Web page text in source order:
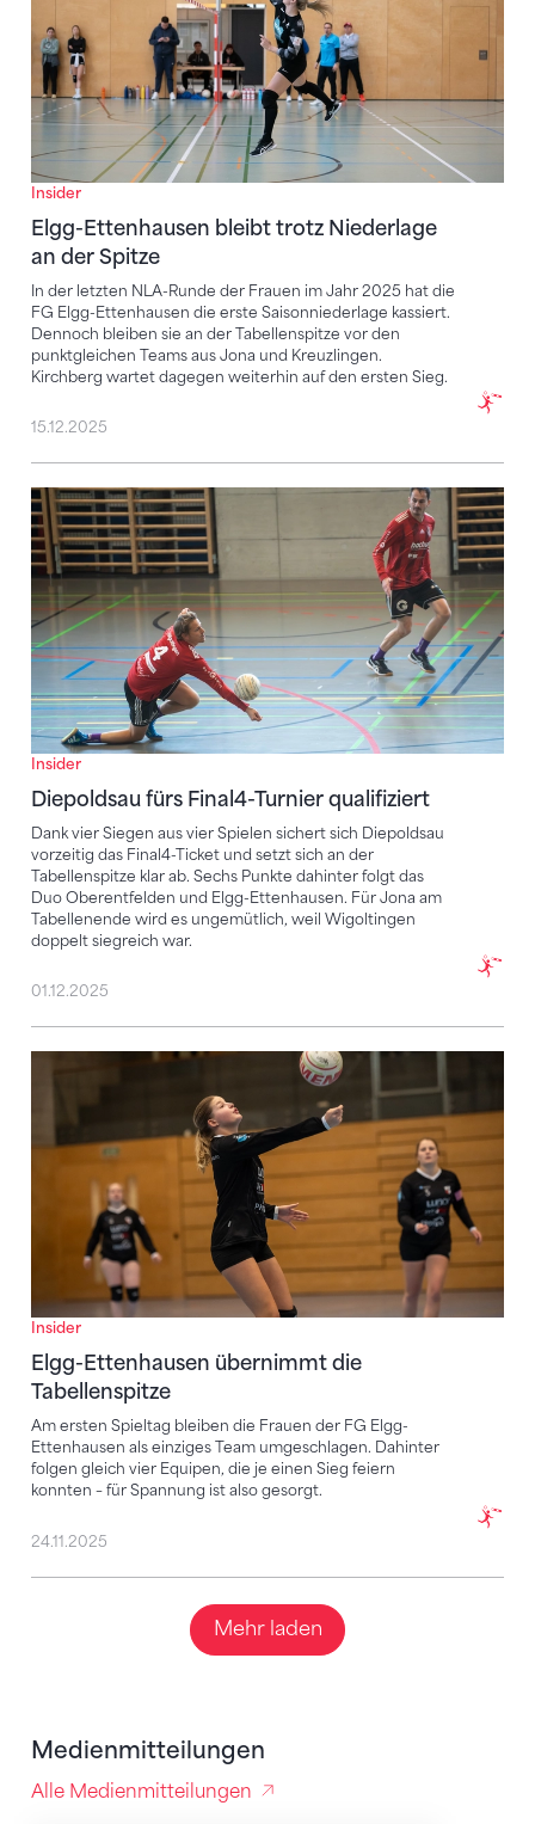
Insider
Elgg-Ettenhausen bleibt trotz Niederlage
an der Spitze
In der letzten NLA-Runde der Frauen im Jahr 2025 hat die
FG Elgg-Ettenhausen die erste Saisonniederlage kassiert.
Dennoch bleiben sie an der Tabellenspitze vor den
punktgleichen Teams aus Jona und Kreuzlingen.
Kirchberg wartet dagegen weiterhin auf den ersten Sieg.
15.12.2025
Insider
Diepoldsau fürs Final4-Turnier qualifiziert
Dank vier Siegen aus vier Spielen sichert sich Diepoldsau
vorzeitig das Final4-Ticket und setzt sich an der
Tabellenspitze klar ab. Sechs Punkte dahinter folgt das
Duo Oberentfelden und Elgg-Ettenhausen. Für Jona am
Tabellenende wird es ungemütlich, weil Wigoltingen
doppelt siegreich war.
Diepoldsau fürs Final4-Turnier qualifiziert
01.12.2025
Insider
Elgg-Ettenhausen übernimmt die
Tabellenspitze
Am ersten Spieltag bleiben die Frauen der FG Elgg-
Ettenhausen als einziges Team umgeschlagen. Dahinter
folgen gleich vier Equipen, die je einen Sieg feiern
konnten – für Spannung ist also gesorgt.
Elgg-Ettenhausen übernimmt die Tabellenspitze
24.11.2025
Mehr laden
Medienmitteilungen
Alle Medienmitteilungen